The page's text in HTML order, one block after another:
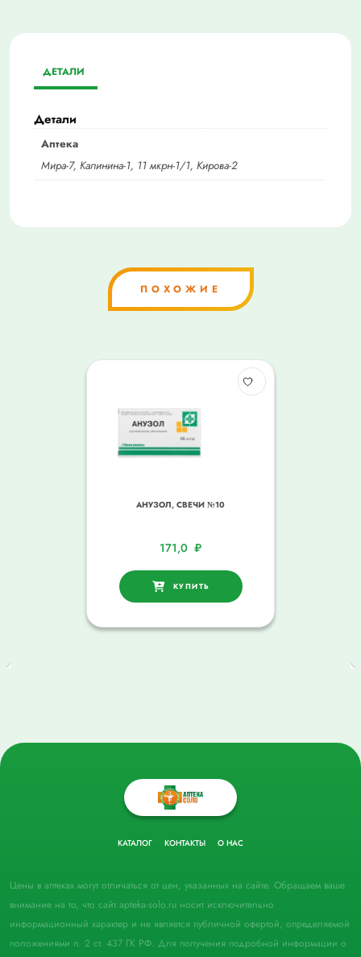
ДЕТАЛИ
Детали
Аптека
Мира-7, Калинина-1, 11 мкрн-1/1, Кирова-2
ПОХОЖИЕ
АНУЗОЛ, СВЕЧИ №10
171,0 ₽
КУПИТЬ
КАТАЛОГ КОНТАКТЫ О НАС
Цены в аптеках могут отличаться от цен, указанных на сайте. Обращаем ваше
внимание на то, что сайт apteka-solo.ru носит исключительно
информационный характер и не является публичной офертой, определяемой
положениями п. 2 ст. 437 ГК РФ. Для получения подробной информации о